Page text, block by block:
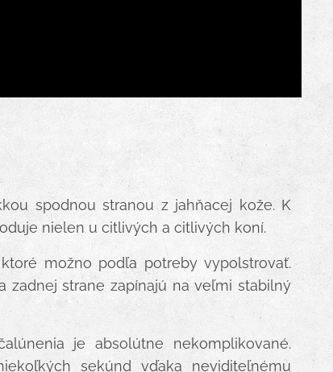
spodnou stranou z jahňacej kože. K
nielen u citlivých a citlivých koní.
možno podľa potreby vypolstrovať.
zadnej strane zapínajú na veľmi stabilný
je absolútne nekomplikované.
sekúnd vďaka neviditeľnému